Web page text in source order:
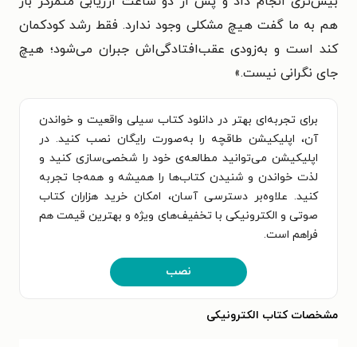
هم به ما گفت هیچ مشکلی وجود ندارد. فقط رشد کودکمان
کند است و به‌زودی عقب‌افتادگی‌اش جبران می‌شود؛ هیچ
جای نگرانی نیست.»
برای تجربه‌ای بهتر در دانلود کتاب سیلی واقعیت و خواندن
آن، اپلیکیشن طاقچه را به‌صورت رایگان نصب کنید. در
اپلیکیشن می‌توانید مطالعه‌ی خود را شخصی‌سازی کنید و
لذت خواندن و شنیدن کتاب‌ها را همیشه و همه‌جا تجربه
کنید. علاوه‌بر دسترسی آسان، امکان خرید هزاران کتاب
صوتی و الکترونیکی با تخفیف‌های ویژه و بهترین قیمت هم
فراهم است.
نصب
مشخصات کتاب الکترونیکی